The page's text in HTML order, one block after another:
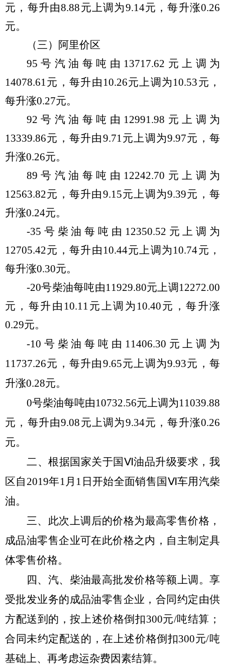
元，每升由8.88元上调 为9.14元，每升涨0.26
元。
（三）阿里价区
95 号汽油每吨由 13717.62 元上 调 为
14078.61元，每升由 10.26元上调 为 10.53元，
每升涨0.27元。
92 号汽油每吨由 12991.98 元上 调 为
13339.86元，每升由9.71元上调 为9.97元，每
升涨0.26元。
89 号汽油每吨由 12242.70 元上 调 为
12563.82元，每升由9.15元上调 为9.39元 ，每
升涨0.24元。
-35 号柴油每吨由 12350.52 元上调 为
12705.42元，每升由 10.44元上调 为 10.74元，
每升涨0.30元。
-20号柴油每吨由11929.80元上调 12272.00
元，每升由 10.11元上调 为 10.40元，每升涨
0.29元。
-10 号柴油每吨由 11406.30 元上调 为
11737.26元，每升由9.65元上调 为9.93元，每
升涨0.28元。
0号柴油每吨由10732.56元上调为11039.88
元 ，每升由9.08元上调 为9.34元，每升涨0.26
元。
二、根据国家关于国Ⅵ油品升级要求，我
区自 2019年1月 1 日开始全面销售国Ⅵ车用汽柴
油。
三、 此次上调 后的价格为最高零售价格，
成品油零售企业可在此价格之内，自主制定具
体零售价格。
四、 汽、柴油最高批发价格等额上调 。享
受批发业务的成品油零售企业，合同约定由供
方配送到的，按上述价格倒扣300元/吨结算；
合同未约定配送的，在上述价格倒扣300元/吨
基础上、再考虑运杂费因素结算。